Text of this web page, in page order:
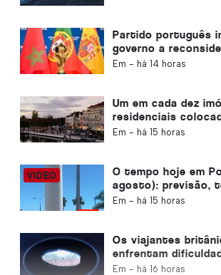
Partido português
governo a
candidatura de
Em - há 14 horas
Um em cada dez
residenciais
em Portugal é
Em - há 15 horas
O tempo hoje em
agosto): previsão,
e o que esperar
Em - há 15 horas
Os viajantes
enfrentam
novas verificações
Em - há 16 horas